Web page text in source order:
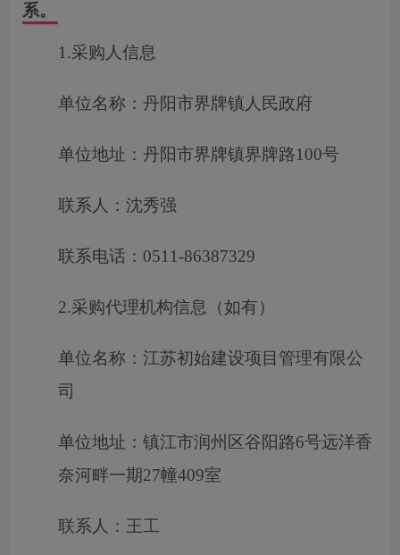
系。
1.采购人信息
单位名称：丹阳市界牌镇人民政府
单位地址：丹阳市界牌镇界牌路100号
联系人：沈秀强
联系电话：0511-86387329
2.采购代理机构信息（如有）
单位名称：江苏初始建设项目管理有限公
司
单位地址：镇江市润州区谷阳路6号远洋香
奈河畔一期27幢409室
联系人：王工